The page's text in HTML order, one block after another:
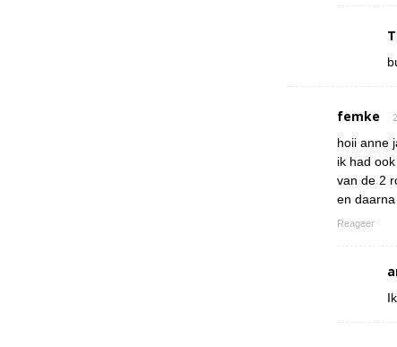
femke
hoii anne
ik had
van de 2
en
Reageer